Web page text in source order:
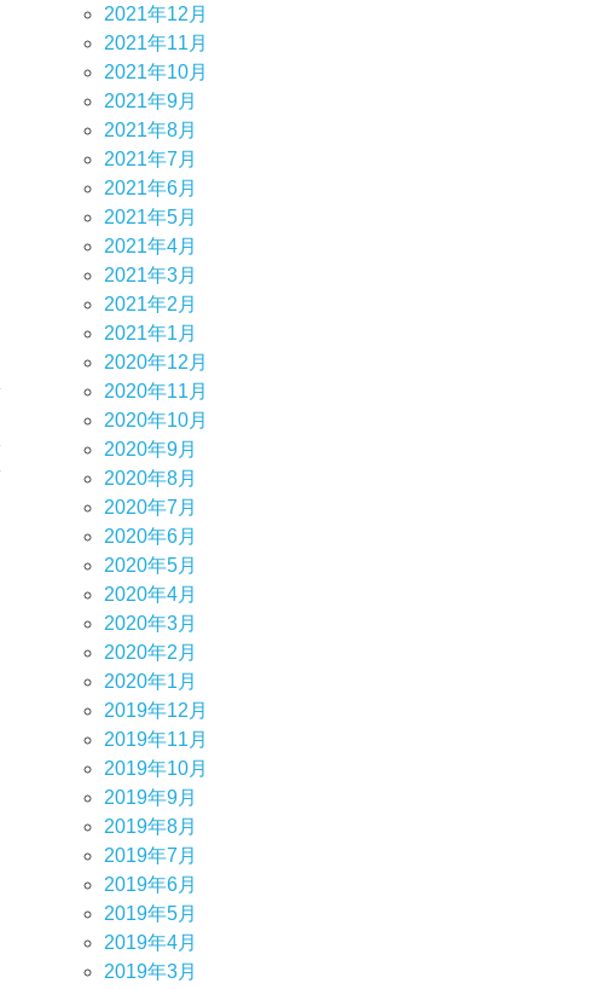
2021年12月
2021年11月
2021年10月
2021年9月
2021年8月
2021年7月
2021年6月
2021年5月
2021年4月
2021年3月
2021年2月
2021年1月
2020年12月
2020年11月
2020年10月
2020年9月
2020年8月
2020年7月
2020年6月
2020年5月
2020年4月
2020年3月
2020年2月
2020年1月
2019年12月
2019年11月
2019年10月
2019年9月
2019年8月
2019年7月
2019年6月
2019年5月
2019年4月
2019年3月